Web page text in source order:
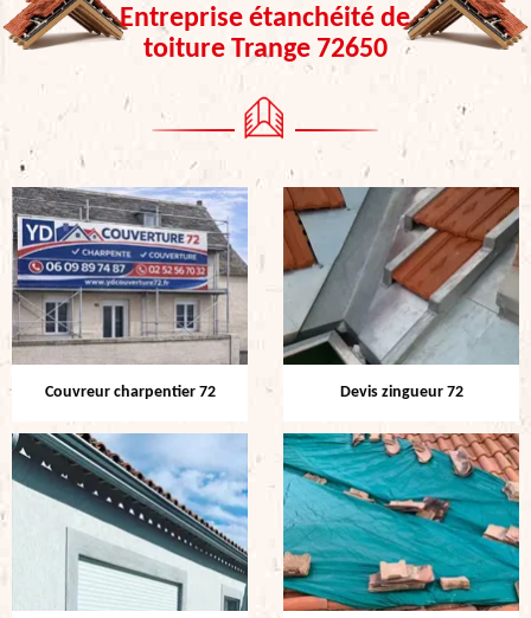
Entreprise étanchéité de
toiture Trange 72650
Couvreur charpentier 72 Devis zingueur 72